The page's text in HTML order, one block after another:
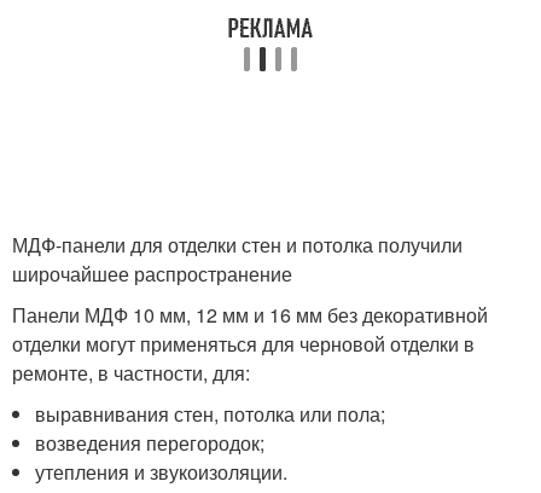
МДФ-панели для отделки стен и потолка получили
широчайшее распространение
Панели МДФ 10 мм, 12 мм и 16 мм без декоративной
отделки могут применяться для черновой отделки в
ремонте, в частности, для:
выравнивания стен, потолка или пола;
возведения перегородок;
утепления и звукоизоляции.